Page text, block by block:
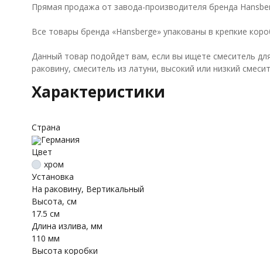
Прямая продажа от завода-производителя бренда
Все товары бренда «Hansberge» упакованы в крепкие
Данный товар подойдет вам, если вы ищете смеситель
раковину, смеситель из латуни, высокий или низкий
Характеристики
Страна
Германия
Цвет
хром
Установка
На раковину, Вертикальный
Высота, см
17.5 см
Длина излива, мм
110 мм
Высота коробки